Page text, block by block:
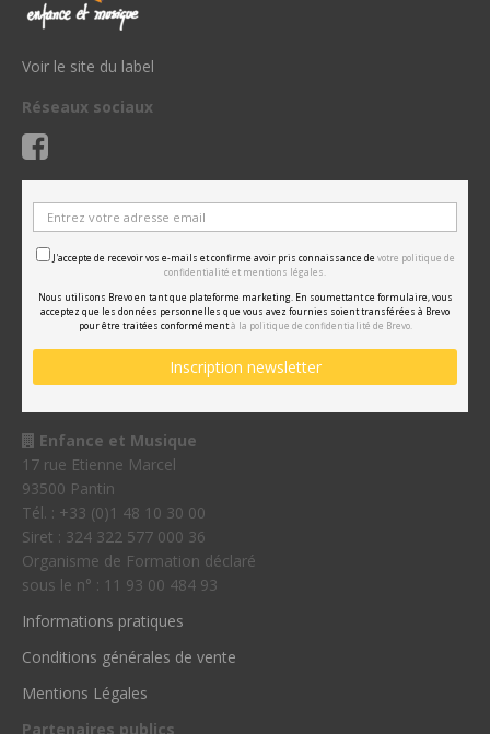
Voir le site du label
Réseaux sociaux
J'accepte de recevoir vos e-mails et confirme avoir pris connaissance de votre politique de
confidentialité et mentions légales.
Nous utilisons Brevo en tant que plateforme marketing. En soumettant ce formulaire, vous
acceptez que les données personnelles que vous avez fournies soient transférées à Brevo
pour être traitées conformémentà la politique de confidentialité de Brevo.
Enfance et Musique
17 rue Etienne Marcel
93500 Pantin
Tél. : +33 (0)1 48 10 30 00
Siret : 324 322 577 000 36
Organisme de Formation déclaré
sous le n° : 11 93 00 484 93
Informations pratiques
Conditions générales de vente
Mentions Légales
Partenaires publics